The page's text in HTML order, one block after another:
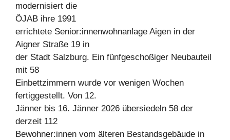
modernisiert die
ÖJAB ihre 1991
errichtete Senior:innenwohnanlage Aigen in der
Aigner Straße 19 in
der Stadt Salzburg. Ein fünfgeschoßiger Neubauteil
mit 58
Einbettzimmern wurde vor wenigen Wochen
fertiggestellt. Von 12.
Jänner bis 16. Jänner 2026 übersiedeln 58 der
derzeit 112
Bewohner:innen vom älteren Bestandsgebäude in